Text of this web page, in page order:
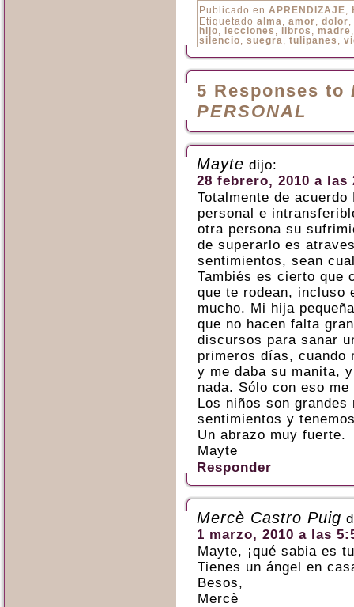
Publicado en APRENDIZAJE,
Etiquetado alma, amor, dolor,
hijo, lecciones , libros , madre
silencio, suegra, tulipanes ,
5 Responses to
PERSONAL
Mayte dijo:
28 febrero, 2010 a las
Totalmente de
personal e
otra persona su
de superarlo es
sentimientos, sean
Tambiés es cierto que
que te rodean, incluso
mucho. Mi hija
que no hacen falta
discursos para sanar
primeros días, cuando
y me daba su manita,
nada. Sólo con eso
Los niños son
sentimientos y
Un abrazo muy fuerte.
Mayte
Responder
Mercè Castro Puig
1 marzo, 2010 a las
Mayte, ¡qué sabia es
Tienes un ángel en
Besos,
Mercè